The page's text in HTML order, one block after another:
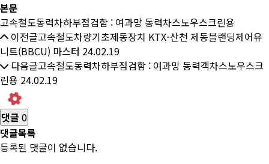
본문
고속철도동력차하부점검함 : 여과망 동력차스노우스크린용
이전글고속철도차량기초제동장치 KTX-산천 제동블랜딩제어유
니트(BBCU) 마스터 24.02.19
다음글고속철도동력차하부점검함 : 여과망 동력객차스노우스크
린용 24.02.19
댓글 0
댓글목록
등록된 댓글이 없습니다.